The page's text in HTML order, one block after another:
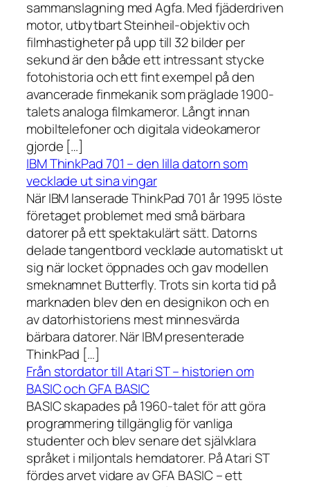
sammanslagning med Agfa. Med fjäderdriven
motor, utbytbart Steinheil-objektiv och
filmhastigheter på upp till 32 bilder per
sekund är den både ett intressant stycke
fotohistoria och ett fint exempel på den
avancerade finmekanik som präglade 1900-
talets analoga filmkameror. Långt innan
mobiltelefoner och digitala videokameror
gjorde […]
IBM ThinkPad 701 – den lilla datorn som
vecklade ut sina vingar
När IBM lanserade ThinkPad 701 år 1995 löste
företaget problemet med små bärbara
datorer på ett spektakulärt sätt. Datorns
delade tangentbord vecklade automatiskt ut
sig när locket öppnades och gav modellen
smeknamnet Butterfly. Trots sin korta tid på
marknaden blev den en designikon och en
av datorhistoriens mest minnesvärda
bärbara datorer. När IBM presenterade
ThinkPad […]
Från stordator till Atari ST – historien om
BASIC och GFA BASIC
BASIC skapades på 1960-talet för att göra
programmering tillgänglig för vanliga
studenter och blev senare det självklara
språket i miljontals hemdatorer. På Atari ST
fördes arvet vidare av GFA BASIC – ett